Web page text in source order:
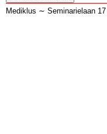
Mediklus ∼ Seminarielaan